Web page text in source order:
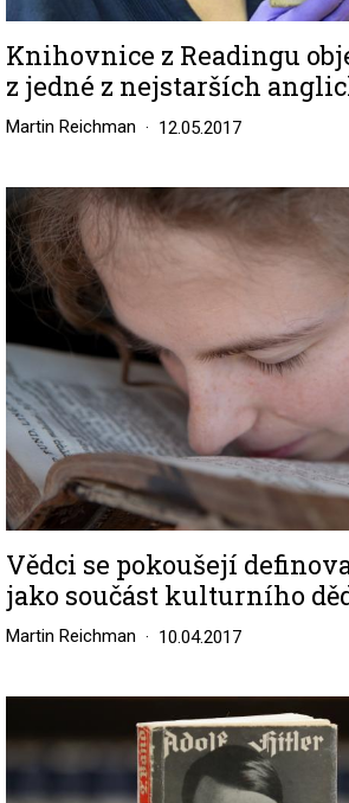
Knihovnice z Readingu
z jedné z nejstarších
Martin Reichman 12.05.2017
Image
Vědci se pokoušejí
jako součást kulturního
Martin Reichman 10.04.2017